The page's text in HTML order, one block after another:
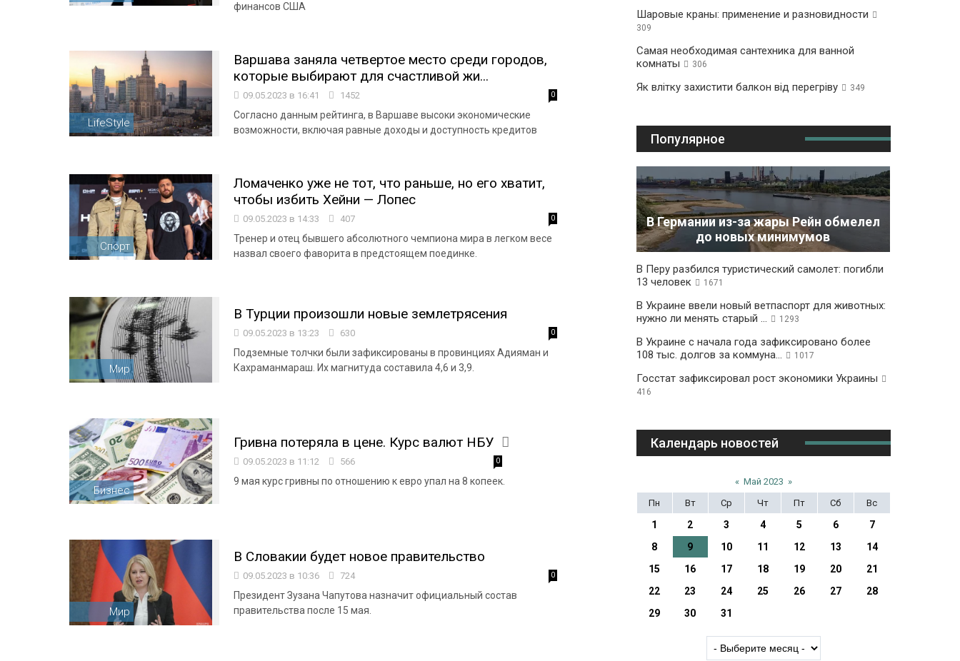
финансов США
LifeStyle
Варшава заняла четвертое место среди городов,
которые выбирают для счастливой жи...
09.05.2023 в 16:41 1452 0
Согласно данным рейтинга, в Варшаве высоки экономические
возможности, включая равные доходы и доступность кредитов
Спорт
Ломаченко уже не тот, что раньше, но его хватит,
чтобы избить Хейни — Лопес
09.05.2023 в 14:33 407 0
Тренер и отец бывшего абсолютного чемпиона мира в легком весе
назвал своего фаворита в предстоящем поединке.
Мир
В Турции произошли новые землетрясения
09.05.2023 в 13:23 630 0
Подземные толчки были зафиксированы в провинциях Адияман и
Кахраманмараш. Их магнитуда составила 4,6 и 3,9.
Бизнес
Гривна потеряла в цене. Курс валют НБУ
09.05.2023 в 11:12 566 0
9 мая курс гривны по отношению к евро упал на 8 копеек.
Мир
В Словакии будет новое правительство
09.05.2023 в 10:36 724 0
Президент Зузана Чапутова назначит официальный состав
правительства после 15 мая.
Шаровые краны: применение и разновидности
309
Самая необходимая сантехника для ванной
комнаты
306
Як влітку захистити балкон від перегріву 349
Популярное
В Германии из-за жары Рейн обмелел
до новых минимумов
В Перу разбился туристический самолет: погибли
13 человек
1671
В Украине ввели новый ветпаспорт для животных:
нужно ли менять старый ...
1293
В Украине с начала года зафиксировано более
108 тыс. долгов за коммуна...
1017
Госстат зафиксировал рост экономики Украины
416
Календарь новостей
« Май 2023 »
Пн
Вт Ср Чт Пт Сб Вс
1 2 3 4 5 6
7
8
9 10 11 12 13
14
15
16 17 18 19 20
21
22
23 24 25 26 27
28
29
30 31